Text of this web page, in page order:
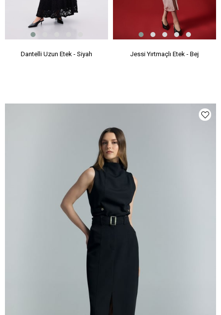
Dantelli Uzun Etek - Siyah Jessi Yırtmaçlı Etek - Bej